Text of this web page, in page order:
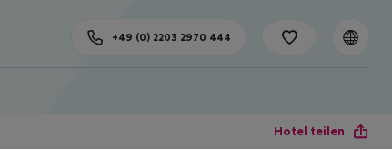
+49 (0) 2203 2970 444
Hotel teilen